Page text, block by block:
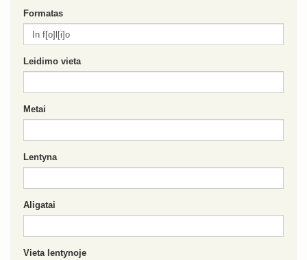
Formatas
Leidimo vieta
Metai
Lentyna
Aligatai
Vieta lentynoje